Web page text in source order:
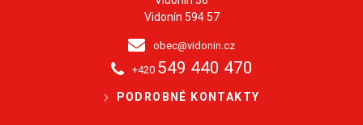
Vidonín 594 57
obec@vidonin.cz
+420 549 440 470
PODROBNÉ KONTAKTY